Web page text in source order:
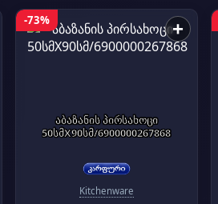
-73% +
აბაზანის პირსახოცი
50სმX90სმ/6900000267868
Kitchenware